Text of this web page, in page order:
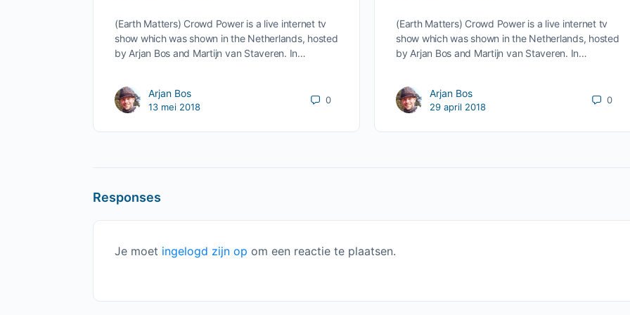
(Earth Matters) Crowd Power is a live internet tv
show which was shown in the Netherlands, hosted
by Arjan Bos and Martijn van Staveren. In…
Arjan Bos
13 mei 2018
0
(Earth Matters) Crowd Power is a live internet tv
show which was shown in the Netherlands, hosted
by Arjan Bos and Martijn van Staveren. In…
Arjan Bos
29 april 2018
0
Responses
Je moet ingelogd zijn op om een reactie te plaatsen.